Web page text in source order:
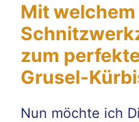
Mit
zum
Grusel-
Nun möchte ich